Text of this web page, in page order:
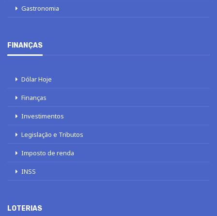
Gastronomia
FINANÇAS
Dólar Hoje
Finanças
Investimentos
Legislação e Tributos
Imposto de renda
INSS
LOTERIAS